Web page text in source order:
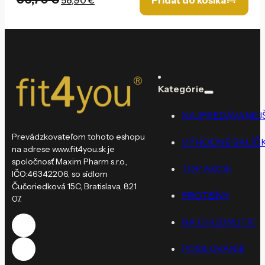
bola: je:
Prevádzkovateľom tohoto eshopu
na adrese www.fit4you.sk je
spoločnosť Maxim Pharm s.r.o.,
IČO:46342206, so sídlom
Čučoriedková 15C, Bratislava, 821
07.
Kategórie
VÝHODNÉ
TOP AKCIE
PROTEÍNY
NA CHUDNUTIE
POSILOVANIE